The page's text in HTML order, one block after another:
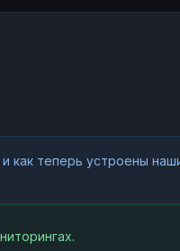
как теперь устроены